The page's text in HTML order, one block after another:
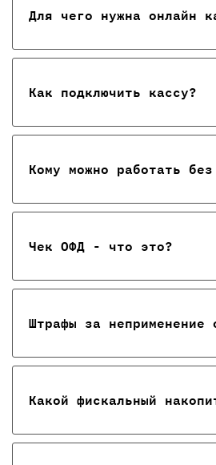
Для чего нужна онлайн
Как подключить кассу?
Кому можно работать
Чек ОФД - что это?
Штрафы за неприменение
Какой фискальный